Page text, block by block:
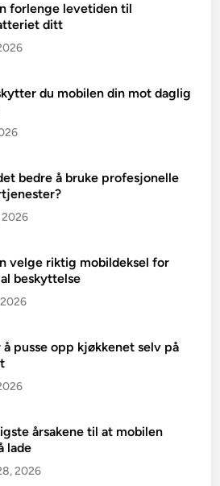
forlenge levetiden til
ditt
du mobilen din mot daglig
bedre å bruke profesjonelle
2026
velge riktig mobildeksel for
beskyttelse
å pusse opp kjøkkenet selv på
årsakene til at mobilen
lade
2026